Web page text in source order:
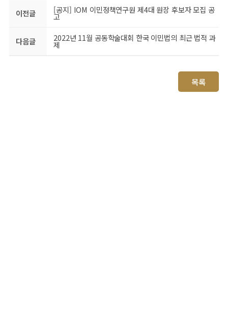
이전글 [공지] IOM 이민정책연구원 제4대 원장 후보자 모집 공
고
다음글 2022년 11월 공동학술대회 한국 이민법의 최근 법적 과
제
목록